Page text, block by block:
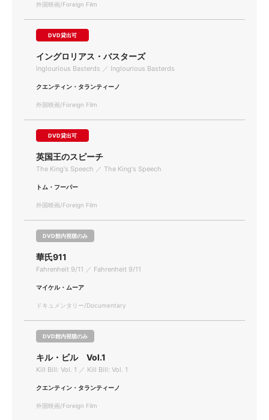
外国映画/Foreign Film
DVD貸出可
イングロリアス・バスターズ
Inglourious Basterds ／ Inglourious Basterds
クエンティン・タランティーノ
外国映画/Foreign Film
DVD貸出可
英国王のスピーチ
The King's Speech ／ The King's Speech
トム・フーパー
外国映画/Foreign Film
DVD館内視聴のみ
華氏911
Fahrenheit 9/11 ／ Fahrenheit 9/11
マイケル・ムーア
ドキュメンタリー/Documentary
DVD館内視聴のみ
キル・ビル Vol.1
Kill Bill: Vol. 1 ／ Kill Bill: Vol. 1
クエンティン・タランティーノ
外国映画/Foreign Film